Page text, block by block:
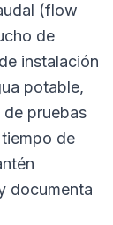
(flow
de
instalación
potable,
pruebas
de
documenta